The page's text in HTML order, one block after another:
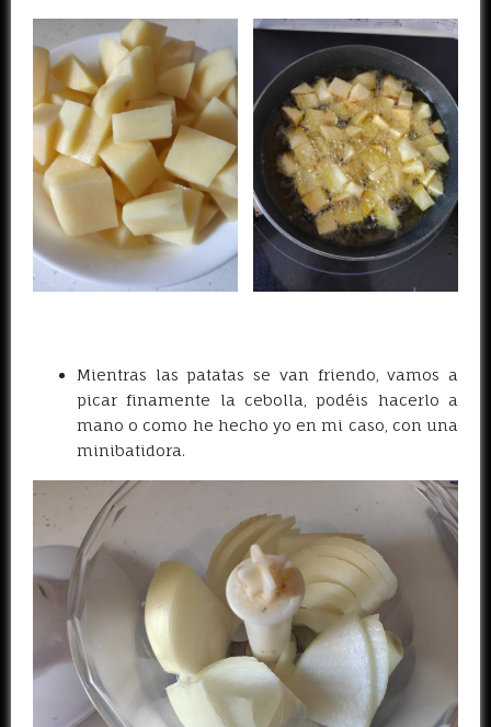
Mientras las patatas se van friendo, vamos a
picar finamente la cebolla, podéis hacerlo a
mano o como he hecho yo en mi caso, con una
minibatidora.